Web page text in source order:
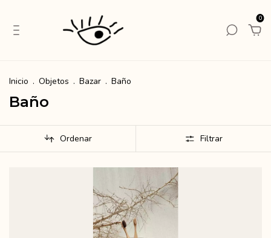
0
Inicio . Objetos . Bazar . Baño
Baño
Ordenar Filtrar